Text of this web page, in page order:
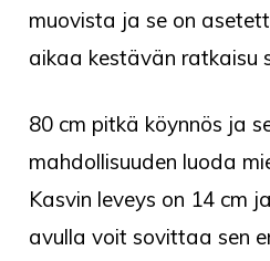
muovista ja se on
aikaa kestävän ratkaisu
80 cm pitkä köynnös ja
mahdollisuuden luoda
Kasvin leveys on 14 cm
avulla voit sovittaa sen